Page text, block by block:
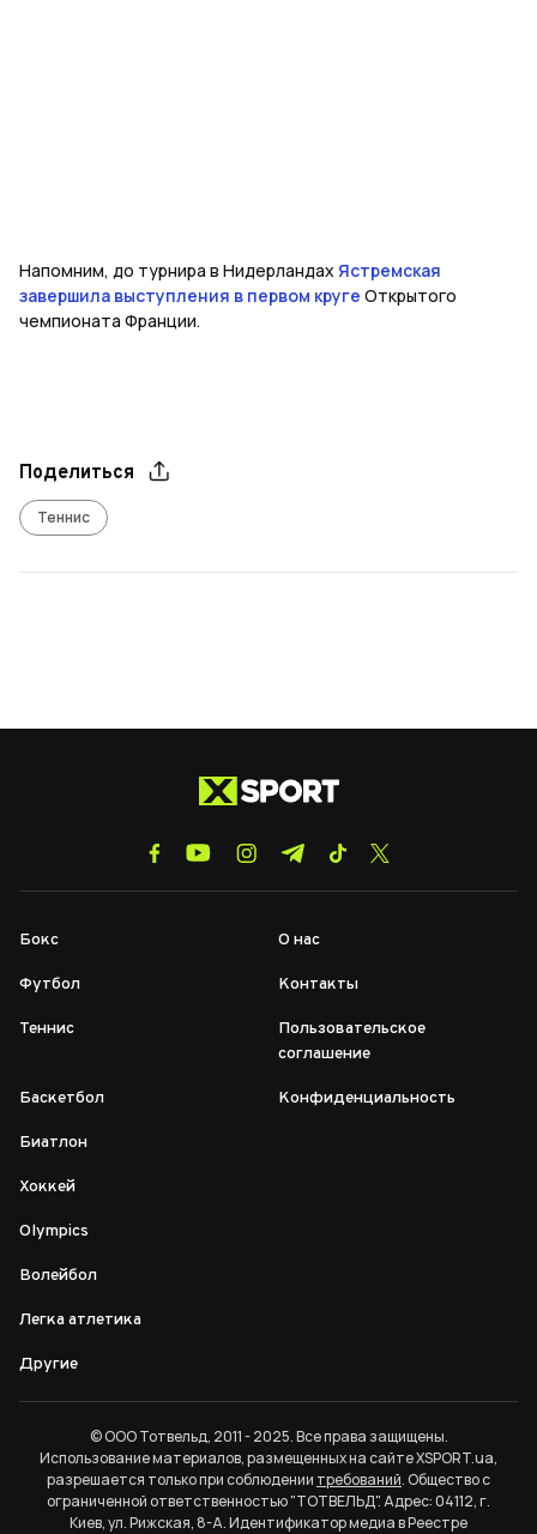
Напомним, до турнира в Нидерландах Ястремская
завершила выступления в первом круге Открытого
чемпионата Франции.
Поделиться
Теннис
Бокс
Футбол
Теннис
Баскетбол
Биатлон
Хоккей
Olympics
Волейбол
Легка атлетика
Другие
О нас
Контакты
Пользовательское
соглашение
Конфиденциальность
© ООО Тотвельд, 2011 - 2025. Все права защищены.
Использование материалов, размещенных на сайте XSPORT.ua,
разрешается только при соблюдении требований. Общество с
ограниченной ответственностью "ТОТВЕЛЬД". Адрес: 04112, г.
Киев, ул. Рижская, 8-А. Идентификатор медиа в Реестре